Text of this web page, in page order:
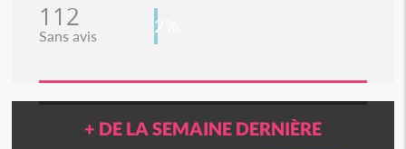
112
Sans avis 2%
+ DE LA SEMAINE DERNIÈRE